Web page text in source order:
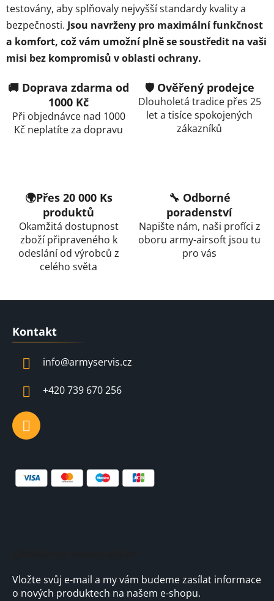
testovány, aby splňovaly nejvyšší standardy kvality a
bezpečnosti. Jsou navrženy pro maximální funkčnost
a komfort, což vám umožní plně se soustředit na vaši
misi bez kompromisů v oblasti ochrany.
🚚 Doprava zdarma od
1000 Kč
Při objednávce nad 1000
Kč neplatíte za dopravu
🛡️ Ověřený prodejce
Dlouholetá tradice přes 25
let a tisíce spokojených
zákazníků
🌍Přes 20 000 Ks
produktů
Okamžitá dostupnost
zboží připraveného k
odeslání od výrobců z
celého světa
🔧 Odborné
poradenství
Napište nám, naši profíci z
oboru army-airsoft jsou tu
pro vás
Z
Kontakt
info@armyservis.cz
+420 739 670 256
Vložte svůj e-mail a my vám budeme zasílat informace
o nových produktech na našem e-shopu.